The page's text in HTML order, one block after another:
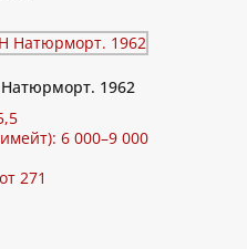
Натюрморт. 1962
6 000–9 000
271